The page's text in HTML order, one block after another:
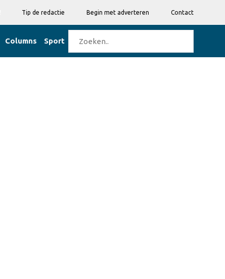
Tip de redactie Begin met adverteren Contact
Columns Sport